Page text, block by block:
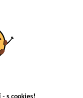
s cookies!